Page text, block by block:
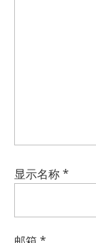
显示名称*